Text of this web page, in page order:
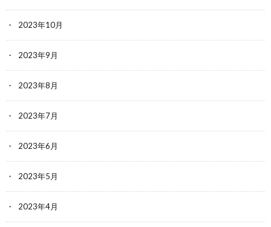
2023年10月
2023年9月
2023年8月
2023年7月
2023年6月
2023年5月
2023年4月